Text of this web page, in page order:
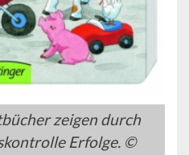
zeigen durch
Erfolge. ©